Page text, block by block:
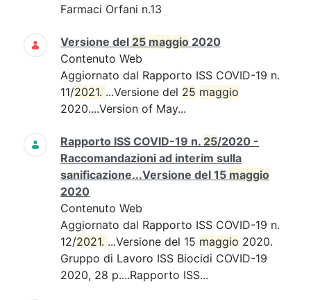
Farmaci Orfani n.13
Versione del 25 maggio 2020
Contenuto Web
Aggiornato dal Rapporto ISS COVID-19 n.
11/2021. ...Versione del 25 maggio
2020....Version of May...
Rapporto ISS COVID-19 n. 25/2020 -
Raccomandazioni ad interim sulla
sanificazione...Versione del 15 maggio
2020
Contenuto Web
Aggiornato dal Rapporto ISS COVID-19 n.
12/2021. ...Versione del 15 maggio 2020.
Gruppo di Lavoro ISS Biocidi COVID-19
2020, 28 p....Rapporto ISS...